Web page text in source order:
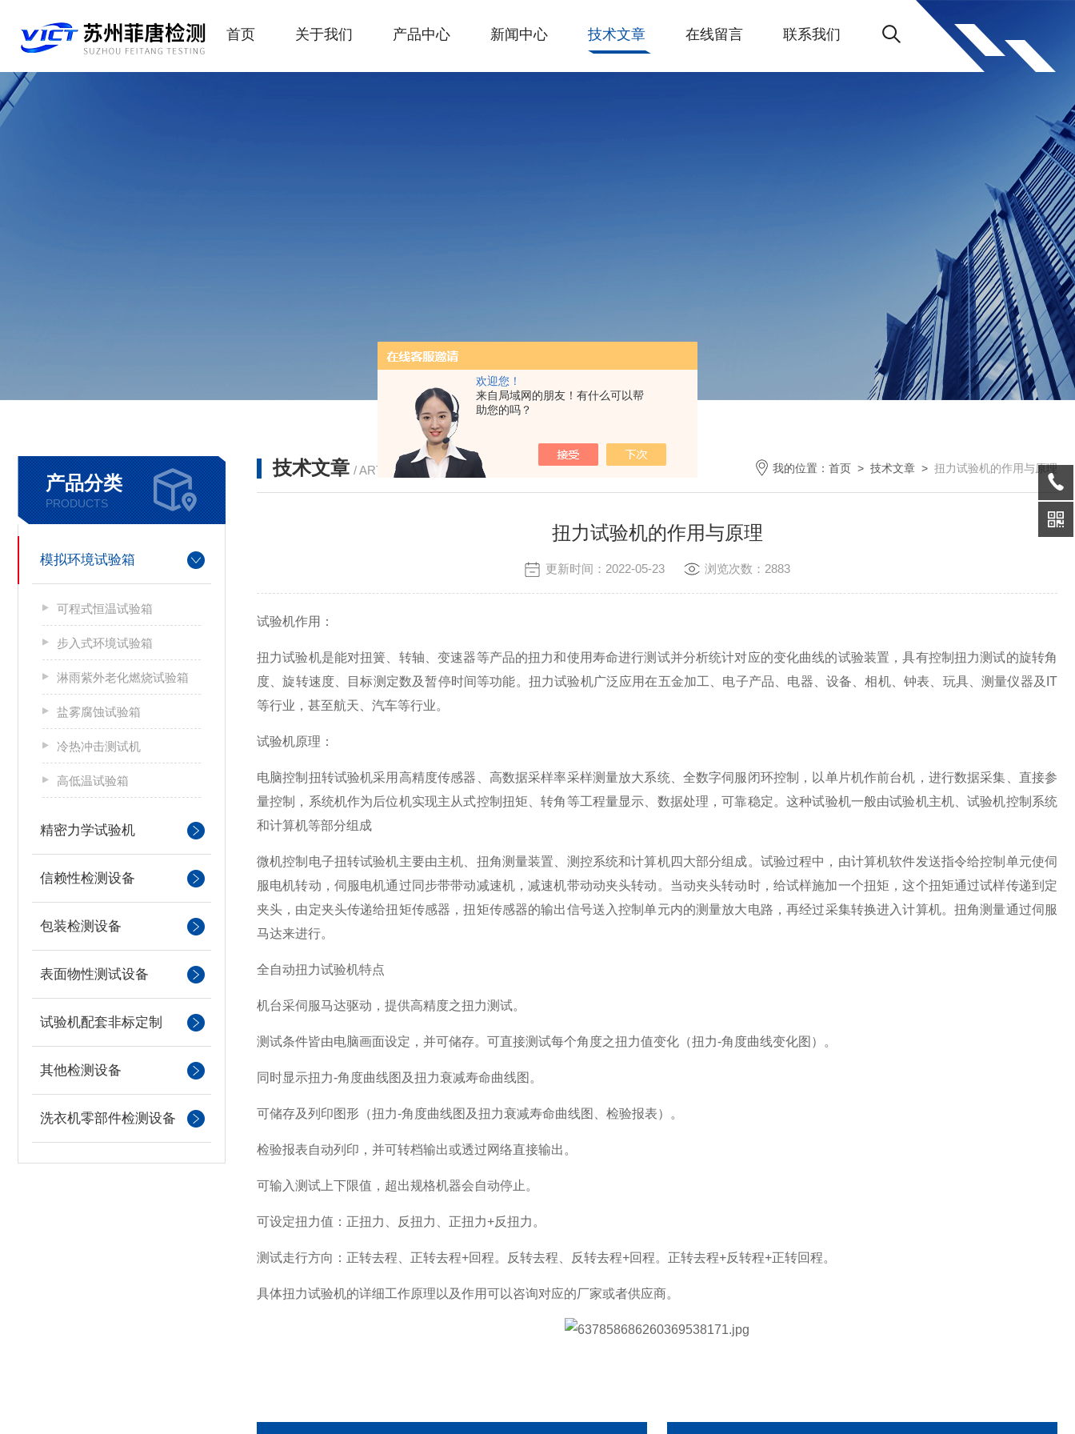
欢迎您！
来自局域网的朋友！有什么可以帮
助您的吗？
首页 关于我们 产品中心 新闻中心 技术文章 在线留言 联系我们
产品分类
PRODUCTS
模拟环境试验箱
可程式恒温试验箱
步入式环境试验箱
淋雨紫外老化燃烧试验箱
盐雾腐蚀试验箱
冷热冲击测试机
高低温试验箱
精密力学试验机
信赖性检测设备
包装检测设备
表面物性测试设备
试验机配套非标定制
其他检测设备
洗衣机零部件检测设备
技术文章 / ARTICLE 我的位置： 首页 > 技术文章 > 扭力试验机的作用与原理
扭力试验机的作用与原理
更新时间：2022-05-23 浏览次数：2883
试验机作用：
扭力试验机是能对扭簧、转轴、变速器等产品的扭力和使用寿命进行测试并分析统计对应的变化曲线的试验装置，具有控制扭力测试的旋转角
度、旋转速度、目标测定数及暂停时间等功能。扭力试验机广泛应用在五金加工、电子产品、电器、设备、相机、钟表、玩具、测量仪器及 IT
等行业，甚至航天、汽车等行业。
试验机原理：
电脑控制扭转试验机采用高精度传感器、高数据采样率采样测量放大系统、全数字伺服闭环控制，以单片机作前台机，进行数据采集、直接参
量控制，系统机作为后位机实现主从式控制扭矩、转角等工程量显示、数据处理，可靠稳定。这种试验机一般由试验机主机、试验机控制系统
和计算机等部分组成
微机控制电子扭转试验机主要由主机、扭角测量装置、测控系统和计算机四大部分组成。试验过程中，由计算机软件发送指令给控制单元使伺
服电机转动，伺服电机通过同步带带动减速机，减速机带动动夹头转动。当动夹头转动时，给试样施加一个扭矩，这个扭矩通过试样传递到定
夹头，由定夹头传递给扭矩传感器，扭矩传感器的输出信号送入控制单元内的测量放大电路，再经过采集转换进入计算机。扭角测量通过伺服
马达来进行。
全自动扭力试验机特点
机台采伺服马达驱动，提供高精度之扭力测试。
测试条件皆由电脑画面设定，并可储存。可直接测试每个角度之扭力值变化（扭力-角度曲线变化图）。
同时显示扭力-角度曲线图及扭力衰减寿命曲线图。
可储存及列印图形（扭力-角度曲线图及扭力衰减寿命曲线图、检验报表）。
检验报表自动列印，并可转档输出或透过网络直接输出。
可输入测试上下限值，超出规格机器会自动停止。
可设定扭力值：正扭力、反扭力、正扭力+反扭力。
测试走行方向：正转去程、正转去程+回程。反转去程、反转去程+回程。正转去程+反转程+正转回程。
具体扭力试验机的详细工作原理以及作用可以咨询对应的厂家或者供应商。